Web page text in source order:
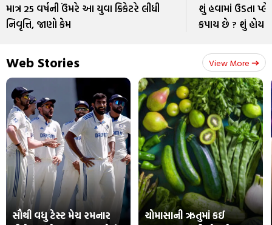
માત્ર 25 વર્ષની ઉંમરે આ યુવા ક્રિકેટરે લીધી
નિવૃત્તિ, જાણો કેમ
શું હવામાં ઉડતા
કપાય છે ? શું હોય
Web Stories View More
સૌથી વધુ ટેસ્ટ મેચ રમનાર
ચોમાસાની ઋતુમાં કઈ